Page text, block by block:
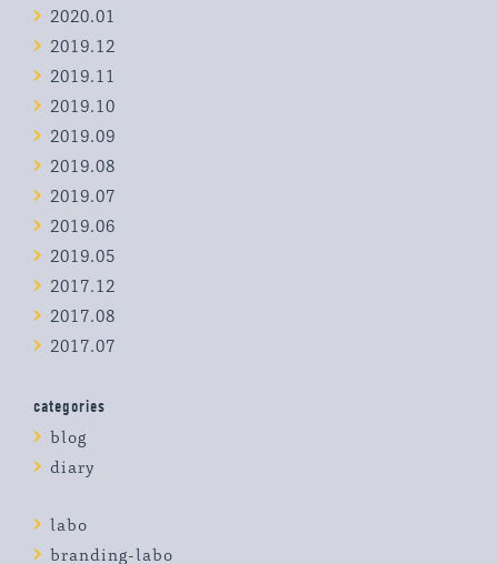
2020.01
2019.12
2019.11
2019.10
2019.09
2019.08
2019.07
2019.06
2019.05
2017.12
2017.08
2017.07
categories
blog
diary
labo
branding-labo